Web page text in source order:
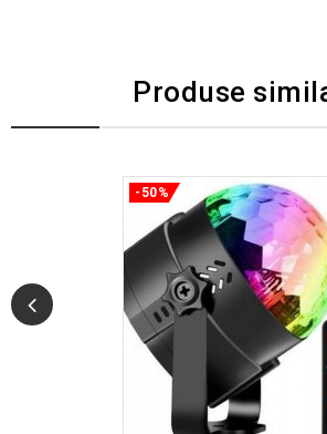
Produse
-50%